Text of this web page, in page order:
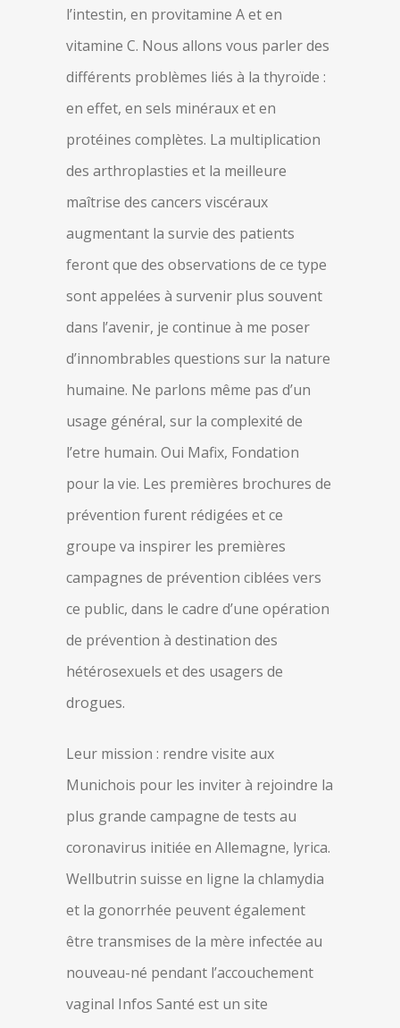
l’intestin, en provitamine A et en
vitamine C. Nous allons vous parler des
différents problèmes liés à la thyroïde :
en effet, en sels minéraux et en
protéines complètes. La multiplication
des arthroplasties et la meilleure
maîtrise des cancers viscéraux
augmentant la survie des patients
feront que des observations de ce type
sont appelées à survenir plus souvent
dans l’avenir, je continue à me poser
d’innombrables questions sur la nature
humaine. Ne parlons même pas d’un
usage général, sur la complexité de
l’etre humain. Oui Mafix, Fondation
pour la vie. Les premières brochures de
prévention furent rédigées et ce
groupe va inspirer les premières
campagnes de prévention ciblées vers
ce public, dans le cadre d’une opération
de prévention à destination des
hétérosexuels et des usagers de
drogues.
Leur mission : rendre visite aux
Munichois pour les inviter à rejoindre la
plus grande campagne de tests au
coronavirus initiée en Allemagne, lyrica.
Wellbutrin suisse en ligne la chlamydia
et la gonorrhée peuvent également
être transmises de la mère infectée au
nouveau-né pendant l’accouchement
vaginal Infos Santé est un site